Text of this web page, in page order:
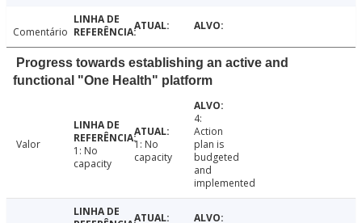
Comentário
Progress towards establishing an active and
functional "One Health" platform
Valor
1: No
capacity
1: No
capacity
4:
Action
plan is
budgeted
and
implemented